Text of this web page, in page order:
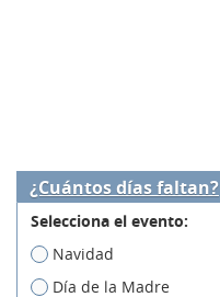
¿Cuántos días faltan?
Selecciona el evento:
Navidad
Día de la Madre